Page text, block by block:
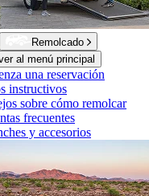
Remolcado
al menú principal
una reservación
instructivos
sobre cómo remolcar
frecuentes
y accesorios